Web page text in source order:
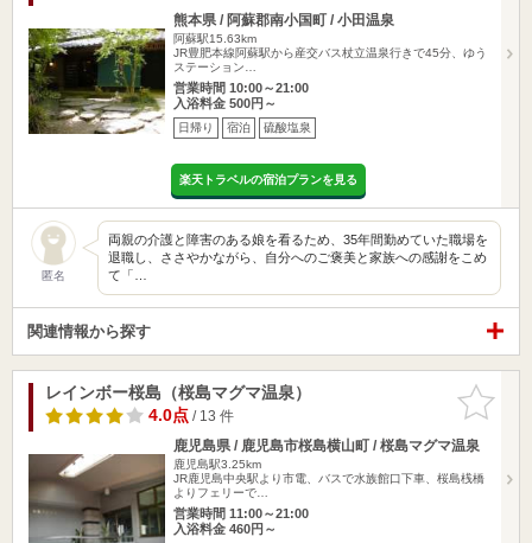
熊本県 / 阿蘇郡南小国町 / 小田温泉
阿蘇駅15.63km
JR豊肥本線阿蘇駅から産交バス杖立温泉行きで45分、ゆう
ステーション…
営業時間 10:00～21:00
入浴料金 500円～
日帰り 宿泊 硫酸塩泉
楽天トラベルの宿泊プランを見る
匿名
両親の介護と障害のある娘を看るため、35年間勤めていた職場を
退職し、ささやかながら、自分へのご褒美と家族への感謝をこめ
て「…
関連情報から探す
お気に入
りに追加
レインボー桜島（桜島マグマ温泉）
4.0点/ 13 件
鹿児島県 / 鹿児島市桜島横山町 / 桜島マグマ温泉
鹿児島駅3.25km
JR鹿児島中央駅より市電、バスで水族館口下車、桜島桟橋
よりフェリーで…
営業時間 11:00～21:00
入浴料金 460円～